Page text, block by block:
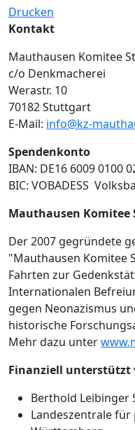
Drucken
Kontakt
Mauthausen Komitee
c/o Denkmacherei
Werastr. 10
70182 Stuttgart
E-Mail: info@kz-
Spendenkonto
IBAN: DE16 6009 0100
BIC: VOBADESS
Mauthausen Komitee
Der 2007 gegründete
"Mauthausen Komitee
Fahrten zur
Internationalen
gegen Neonazismus
historische
Mehr dazu unter
Finanziell unterstützt
Berthold Leibinger
Landeszentrale